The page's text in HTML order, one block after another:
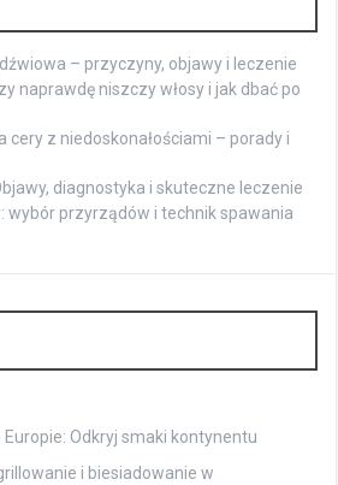
– przyczyny, objawy i leczenie
naprawdę niszczy włosy i jak dbać po
cery z niedoskonałościami – porady i
diagnostyka i skuteczne leczenie
wybór przyrządów i technik spawania
Odkryj smaki kontynentu
i biesiadowanie w